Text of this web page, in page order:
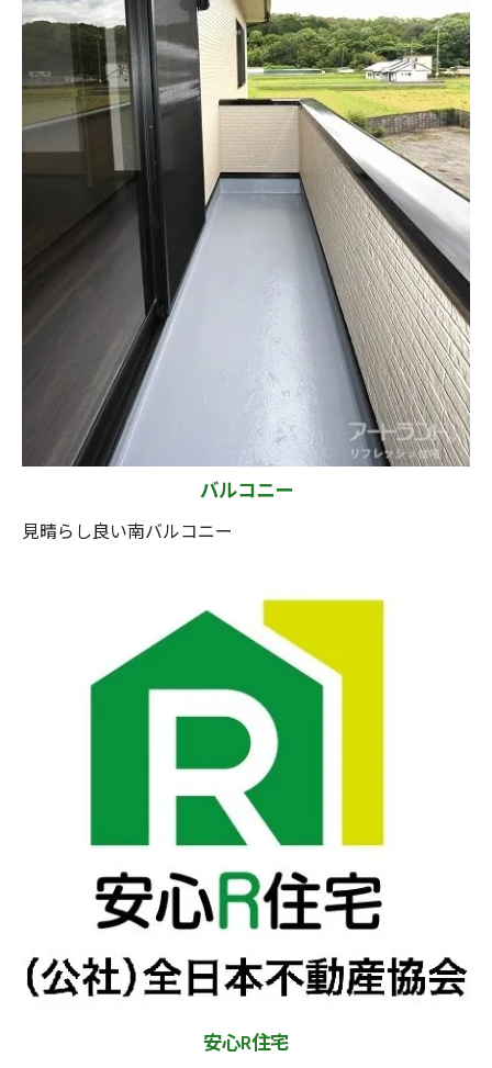
バルコニー
見晴らし良い南バルコニー
安心R住宅